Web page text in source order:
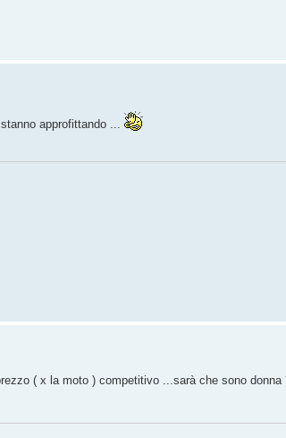
approfittando ...
( x la moto ) competitivo ...sarà che sono